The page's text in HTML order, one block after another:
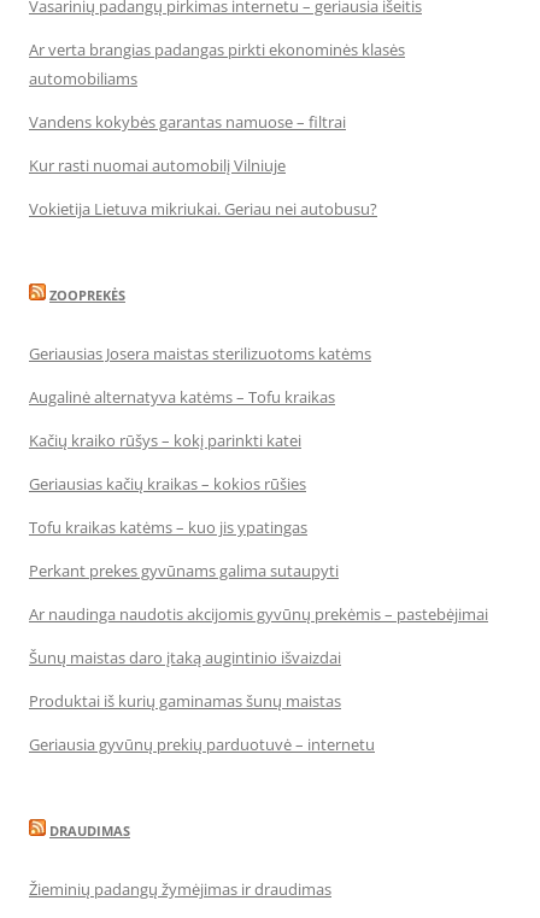
Vasarinių padangų pirkimas internetu – geriausia išeitis
Ar verta brangias padangas pirkti ekonominės klasės
automobiliams
Vandens kokybės garantas namuose – filtrai
Kur rasti nuomai automobilį Vilniuje
Vokietija Lietuva mikriukai. Geriau nei autobusu?
ZOOPREKĖS
Geriausias Josera maistas sterilizuotoms katėms
Augalinė alternatyva katėms – Tofu kraikas
Kačių kraiko rūšys – kokį parinkti katei
Geriausias kačių kraikas – kokios rūšies
Tofu kraikas katėms – kuo jis ypatingas
Perkant prekes gyvūnams galima sutaupyti
Ar naudinga naudotis akcijomis gyvūnų prekėmis – pastebėjimai
Šunų maistas daro įtaką augintinio išvaizdai
Produktai iš kurių gaminamas šunų maistas
Geriausia gyvūnų prekių parduotuvė – internetu
DRAUDIMAS
Žieminių padangų žymėjimas ir draudimas